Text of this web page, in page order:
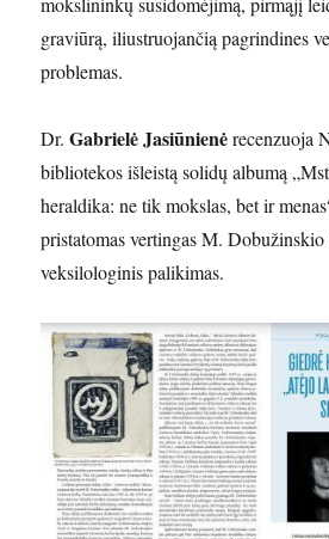
graviūrą, iliustruojančią pagrindines
problemas.
Dr.Gabrielė Jasiūnienėrecenzuoja
bibliotekos išleistą solidų albumą
heraldika: ne tik mokslas, bet ir
pristatomas vertingas M.
veksilologinis palikimas.